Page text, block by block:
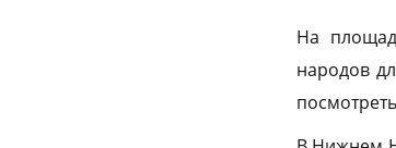
На
народов